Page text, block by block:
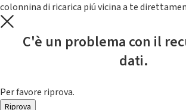
colonnina di ricarica piú vicina a te
C'è un problema con il
dati.
Per favore riprova.
Riprova